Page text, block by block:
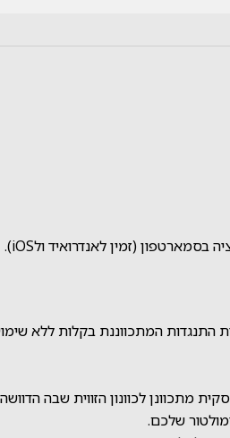
מתכוונן לכוונון הזווית שבה